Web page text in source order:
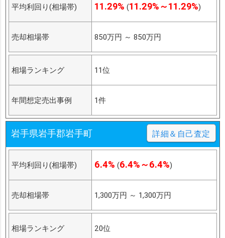
平均利回り(相場帯) 11.29% (11.29%～11.29%)
売却相場帯 850万円 ～ 850万円
相場ランキング 11位
年間想定売出事例 1件
岩手県岩手郡岩手町 詳細＆自己査定
平均利回り(相場帯) 6.4% (6.4%～6.4%)
売却相場帯 1,300万円 ～ 1,300万円
相場ランキング 20位